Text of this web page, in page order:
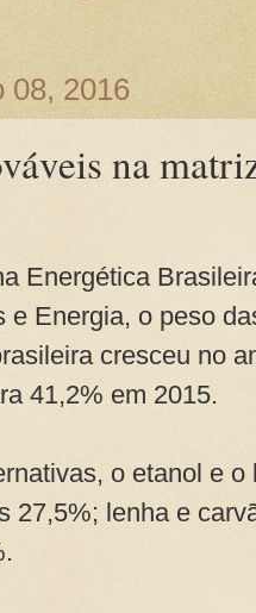
08, 2016
na
Energética
e Energia, o peso
cresceu no
41,2% em 2015.
o etanol e
27,5%; lenha e